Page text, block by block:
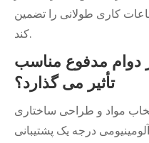
کاری طولانی را تضمین
کند.
دوام مدفوع مناسب
تأثیر می گذارد؟
مواد و طراحی ساختاری
درجه یک پشتیبانی